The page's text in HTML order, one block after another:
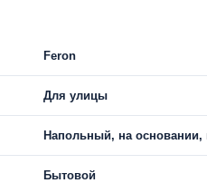
Feron
Для улицы
Напольный, на основании,
Бытовой